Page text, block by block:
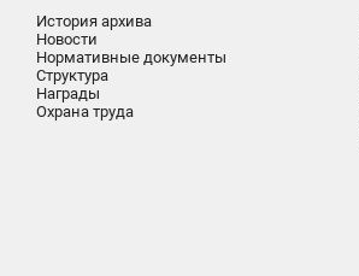
История архива
Новости
Нормативные документы
Структура
Награды
Охрана труда